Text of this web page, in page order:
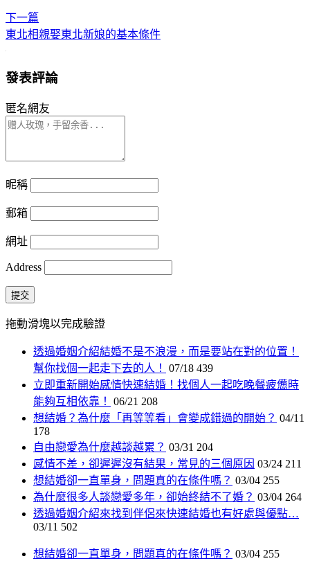
下一篇
東北相親娶東北新娘的基本條件
發表評論
匿名網友
昵稱
郵箱
網址
Address
提交
拖動滑塊以完成驗證
透過婚姻介紹結婚不是不浪漫，而是要站在對的位置！
幫你找個一起走下去的人！
07/18 439
立即重新開始感情快速結婚！找個人一起吃晚餐疲憊時
能夠互相依靠！
06/21 208
想結婚？為什麼「再等等看」會變成錯過的開始？ 04/11
178
自由戀愛為什麼越談越累？ 03/31 204
感情不差，卻遲遲沒有結果，常見的三個原因 03/24 211
想結婚卻一直單身，問題真的在條件嗎？ 03/04 255
為什麼很多人談戀愛多年，卻始終結不了婚？ 03/04 264
透過婚姻介紹來找到伴侶來快速結婚也有好處與優點…
03/11 502
想結婚卻一直單身，問題真的在條件嗎？ 03/04 255